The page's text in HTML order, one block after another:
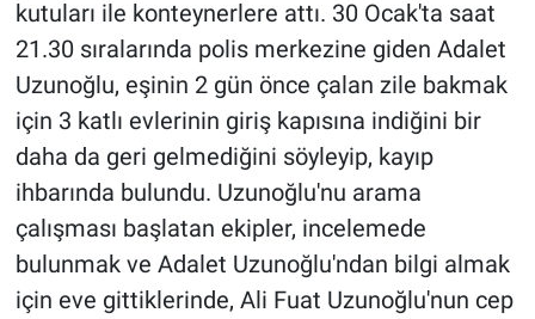
kutuları ile konteynerlere attı. 30 Ocak'ta saat
21.30 sıralarında polis merkezine giden Adalet
Uzunoğlu, eşinin 2 gün önce çalan zile bakmak
için 3 katlı evlerinin giriş kapısına indiğini bir
daha da geri gelmediğini söyleyip, kayıp
ihbarında bulundu. Uzunoğlu'nu arama
çalışması başlatan ekipler, incelemede
bulunmak ve Adalet Uzunoğlu'ndan bilgi almak
için eve gittiklerinde, Ali Fuat Uzunoğlu'nun cep